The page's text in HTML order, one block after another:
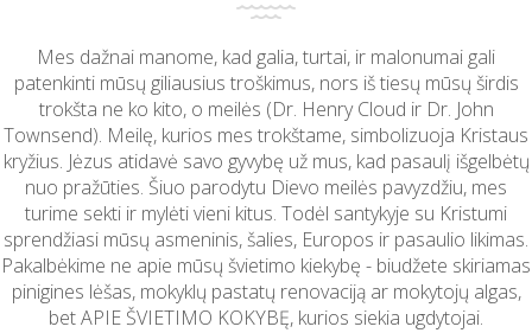
Mes dažnai manome, kad galia, turtai, ir malonumai gali
patenkinti mūsų giliausius troškimus, nors iš tiesų mūsų širdis
trokšta ne ko kito, o meilės (Dr. Henry Cloud ir Dr. John
Townsend). Meilę, kurios mes trokštame, simbolizuoja Kristaus
kryžius. Jėzus atidavė savo gyvybę už mus, kad pasaulį išgelbėtų
nuo pražūties. Šiuo parodytu Dievo meilės pavyzdžiu, mes
turime sekti ir mylėti vieni kitus. Todėl santykyje su Kristumi
sprendžiasi mūsų asmeninis, šalies, Europos ir pasaulio likimas.
Pakalbėkime ne apie mūsų švietimo kiekybę - biudžete skiriamas
pinigines lėšas, mokyklų pastatų renovaciją ar mokytojų algas,
bet APIE ŠVIETIMO KOKYBĘ, kurios siekia ugdytojai.